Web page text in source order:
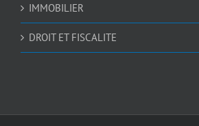
IMMOBILIER
DROIT ET FISCALITE